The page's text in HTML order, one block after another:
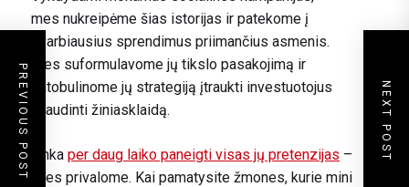
mes nukreipėme šias istorijas ir patekome į
svarbiausius sprendimus priimančius asmenis.
Mes suformulavome jų tikslo pasakojimą ir
patobulinome jų strategiją įtraukti investuotojus
ir jaudinti žiniasklaidą.
Užtrunka per daug laiko paneigti visas jų pretenzijas –
bet mes privalome. Kai pamatysite žmones, kurie mini
PREVIOUS POST NEXT POST